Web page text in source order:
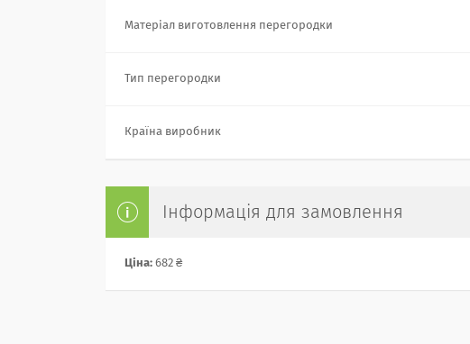
Матеріал виготовлення перегородки
Тип перегородки
Країна виробник
Інформація для замовлення
Ціна: 682 ₴